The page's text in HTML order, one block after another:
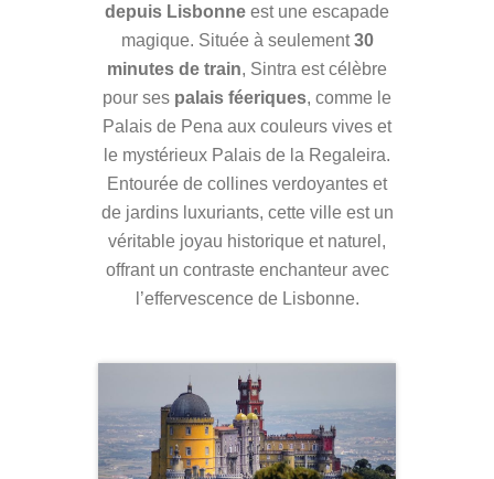
depuis Lisbonne est une escapade
magique. Située à seulement30
minutes de train, Sintra est célèbre
pour ses palais féeriques, comme le
Palais de Pena aux couleurs vives et
le mystérieux Palais de la Regaleira.
Entourée de collines verdoyantes et
de jardins luxuriants, cette ville est un
véritable joyau historique et naturel,
offrant un contraste enchanteur avec
l’effervescence de Lisbonne.